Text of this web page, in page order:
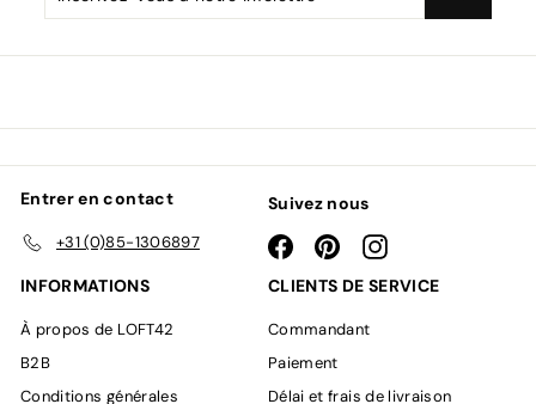
vous
Entrer en contact
+31 (0)85-1306897
Suivez nous
FacebookPinterestInstagram
INFORMATIONS
À propos de LOFT42
B2B
Conditions générales
CLIENTS DE SERVICE
Commandant
Paiement
Délai et frais de livraison